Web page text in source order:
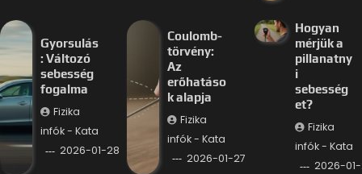
Gyorsulás
: Változó
sebesség
fogalma
Fizika
infók - Kata
2026-01-28
Coulomb-
törvény:
Az
erőhatáso
k alapja
Fizika
infók - Kata
2026-01-27
Hogyan
mérjük a
pillanatny
i
sebesség
et?
Fizika
infók - Kata
2026-